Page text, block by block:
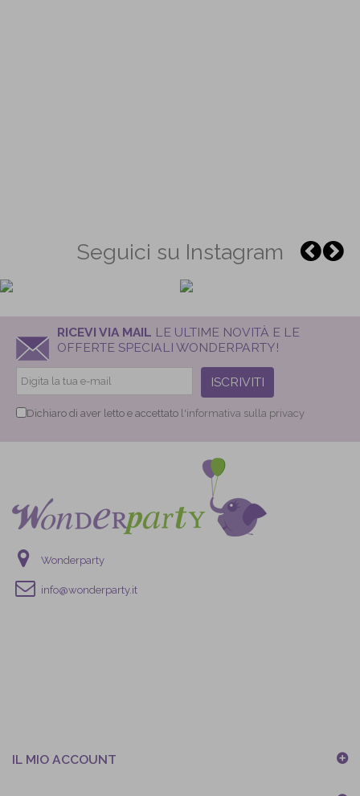
Seguici su Instagram
RICEVI VIA MAIL LE ULTIME NOVITÀ E LE
OFFERTE SPECIALI WONDERPARTY!
ISCRIVITI
Dichiaro di aver letto e accettato l'informativa sulla privacy
Wonderparty
info@wonderparty.it
IL MIO ACCOUNT